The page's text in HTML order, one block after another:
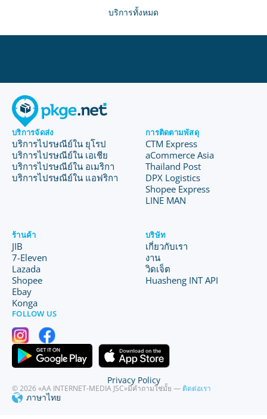
บริการทั้งหมด
บริการจัดส่ง
บริการไปรษณีย์ใน ยุโรป
บริการไปรษณีย์ใน เอเชีย
บริการไปรษณีย์ใน อเมริกา
บริการไปรษณีย์ใน แอฟริกา
การติดตามพัสดุ
CTM Express
aCommerce Asia
Thailand Post
DPX Logistics
Shopee Express
LINE MAN
ร้านค้า
JIB
7-Eleven
Lazada
Shopee
Ebay
Konga
บริษัท
เกี่ยวกับเรา
งาน
วิดเจ็ต
Huasheng INT API
FOLLOW US
© 2026 «AA INTERNET-MEDIA JSC»มีคำถามใช่มั้ย — ติดต่อเรา
ภาษาไทย
Privacy Policy